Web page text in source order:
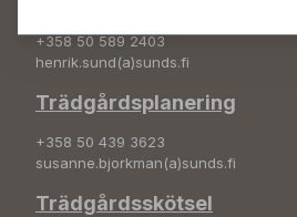
+358 50 589 2403
henrik.sund(a)sunds.fi
Trädgårdsplanering
+358 50 439 3623
susanne.bjorkman(a)sunds.fi
Trädgårdsskötsel